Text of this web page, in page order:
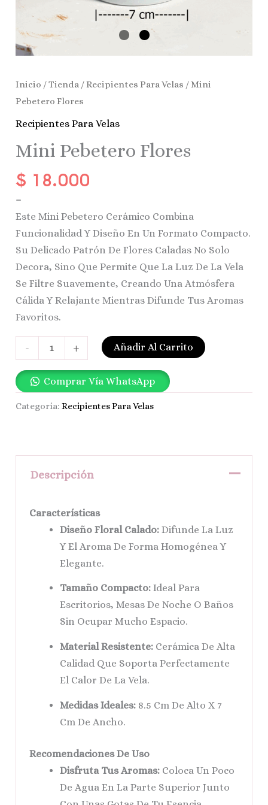
Inicio /Tienda /Recipientes Para Velas / Mini
Pebetero Flores
Recipientes Para Velas
Mini Pebetero Flores
$ 18.000
–
Este Mini Pebetero Cerámico Combina
Funcionalidad Y Diseño En Un Formato Compacto.
Su Delicado Patrón De Flores Caladas No Solo
Decora, Sino Que Permite Que La Luz De La Vela
Se Filtre Suavemente, Creando Una Atmósfera
Cálida Y Relajante Mientras Difunde Tus Aromas
Favoritos.
- + Añadir Al Carrito
Comprar Vía WhatsApp
Categoría:Recipientes Para Velas
Descripción
Características
Diseño Floral Calado: Difunde La Luz
Y El Aroma De Forma Homogénea Y
Elegante.
Tamaño Compacto: Ideal Para
Escritorios, Mesas De Noche O Baños
Sin Ocupar Mucho Espacio.
Material Resistente: Cerámica De Alta
Calidad Que Soporta Perfectamente
El Calor De La Vela.
Medidas Ideales: 8.5 Cm De Alto X 7
Cm De Ancho.
Recomendaciones De Uso
Disfruta Tus Aromas: Coloca Un Poco
De Agua En La Parte Superior Junto